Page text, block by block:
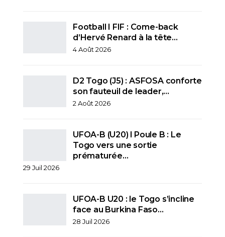
Football I FIF : Come-back
d’Hervé Renard à la tête…
4 Août 2026
D2 Togo (J5) : ASFOSA conforte
son fauteuil de leader,…
2 Août 2026
UFOA-B (U20) l Poule B : Le
Togo vers une sortie
prématurée…
29 Juil 2026
UFOA-B U20 : le Togo s’incline
face au Burkina Faso…
28 Juil 2026